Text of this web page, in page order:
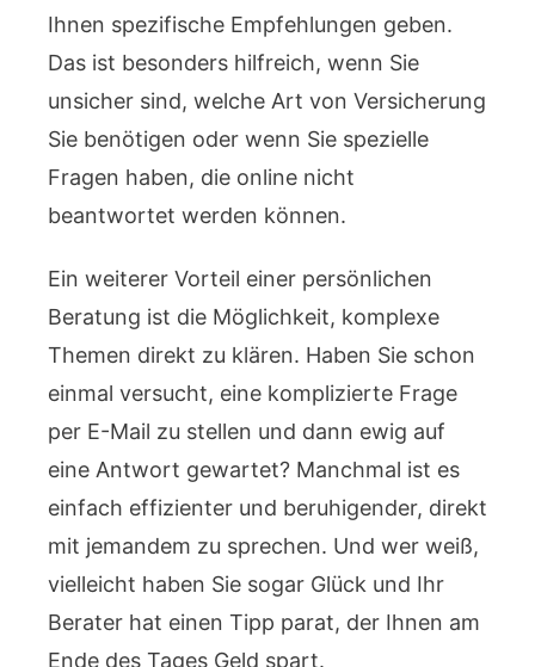
Ihnen spezifische Empfehlungen geben.
Das ist besonders hilfreich, wenn Sie
unsicher sind, welche Art von Versicherung
Sie benötigen oder wenn Sie spezielle
Fragen haben, die online nicht
beantwortet werden können.
Ein weiterer Vorteil einer persönlichen
Beratung ist die Möglichkeit, komplexe
Themen direkt zu klären. Haben Sie schon
einmal versucht, eine komplizierte Frage
per E-Mail zu stellen und dann ewig auf
eine Antwort gewartet? Manchmal ist es
einfach effizienter und beruhigender, direkt
mit jemandem zu sprechen. Und wer weiß,
vielleicht haben Sie sogar Glück und Ihr
Berater hat einen Tipp parat, der Ihnen am
Ende des Tages Geld spart.